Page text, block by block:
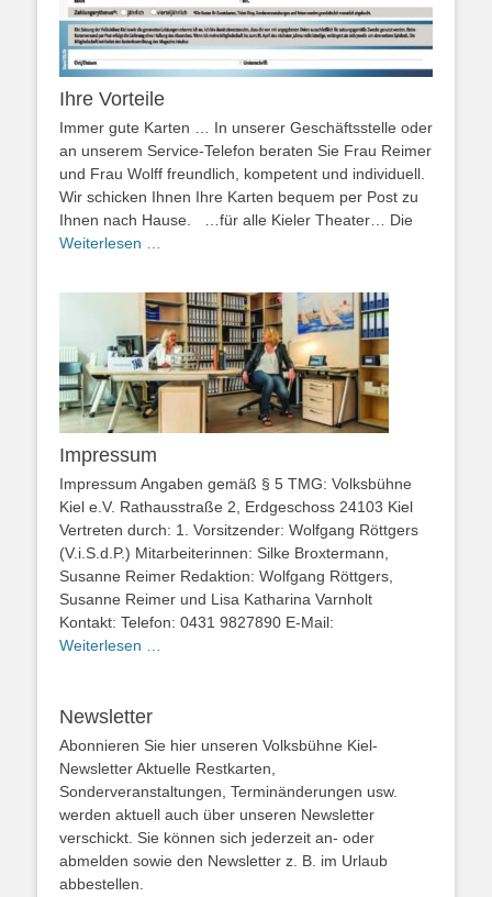
Ihre Vorteile
Immer gute Karten … In unserer Geschäftsstelle oder
an unserem Service-Telefon beraten Sie Frau Reimer
und Frau Wolff freundlich, kompetent und individuell.
Wir schicken Ihnen Ihre Karten bequem per Post zu
Ihnen nach Hause. …für alle Kieler Theater… Die
Weiterlesen …
Impressum
Impressum Angaben gemäß § 5 TMG: Volksbühne
Kiel e.V. Rathausstraße 2, Erdgeschoss 24103 Kiel
Vertreten durch: 1. Vorsitzender: Wolfgang Röttgers
(V.i.S.d.P.) Mitarbeiterinnen: Silke Broxtermann,
Susanne Reimer Redaktion: Wolfgang Röttgers,
Susanne Reimer und Lisa Katharina Varnholt
Kontakt: Telefon: 0431 9827890 E-Mail:
Weiterlesen …
Newsletter
Abonnieren Sie hier unseren Volksbühne Kiel-
Newsletter Aktuelle Restkarten,
Sonderveranstaltungen, Terminänderungen usw.
werden aktuell auch über unseren Newsletter
verschickt. Sie können sich jederzeit an- oder
abmelden sowie den Newsletter z. B. im Urlaub
abbestellen.